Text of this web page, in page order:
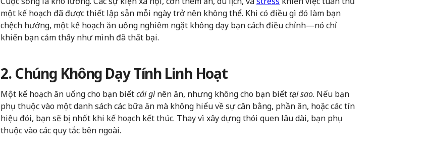
một kế hoạch đã được thiết lập sẵn mỗi ngày trở nên không thể. Khi có điều gì đó làm bạn
chệch hướng, một kế hoạch ăn uống nghiêm ngặt không dạy bạn cách điều chỉnh—nó chỉ
khiến bạn cảm thấy như mình đã thất bại.
2. Chúng Không Dạy Tính Linh Hoạt
Một kế hoạch ăn uống cho bạn biếtcái gìnên ăn, nhưng không cho bạn biếttại sao. Nếu bạn
phụ thuộc vào một danh sách các bữa ăn mà không hiểu về sự cân bằng, phần ăn, hoặc các tín
hiệu đói, bạn sẽ bị nhốt khi kế hoạch kết thúc. Thay vì xây dựng thói quen lâu dài, bạn phụ
thuộc vào các quy tắc bên ngoài.